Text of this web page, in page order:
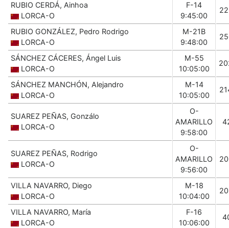
RUBIO CERDÁ, Ainhoa
LORCA-O
F-14
9:45:00
RUBIO GONZÁLEZ, Pedro Rodrigo
LORCA-O
M-21B
9:48:00
SÁNCHEZ CÁCERES, Ángel Luis
LORCA-O
M-55
10:05:00
SÁNCHEZ MANCHÓN, Alejandro
LORCA-O
M-14
10:05:00
SUAREZ PEÑAS, Gonzálo
LORCA-O
O-
AMARILLO
9:58:00
SUAREZ PEÑAS, Rodrigo
LORCA-O
O-
AMARILLO
9:56:00
VILLA NAVARRO, Diego
LORCA-O
M-18
10:04:00
VILLA NAVARRO, María
LORCA-O
F-16
10:06:00